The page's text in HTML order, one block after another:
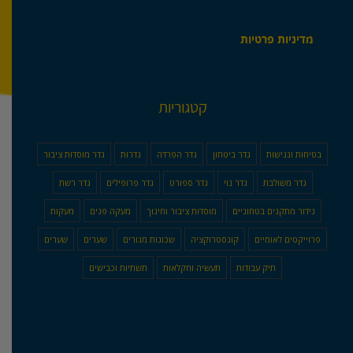
מדיניות פרטיות
קטגוריות
בטיחות ונגישות גדר ביטחון גדר הפרדה גדרות גדר מוסדות ציבור
גדר משולבת גדר נוי גדר ספורט גדר פרופילים גדר רשת
גידור מתקנים בטחוניים מוסדות ציבור וחינוך מעקה פנים מעקות
פרוייקטים לאומיים קונסטרוקציה שכונות מגורים שערים שערים
תיק עבודות תעשיה וחקלאות תשתיות וכבישים